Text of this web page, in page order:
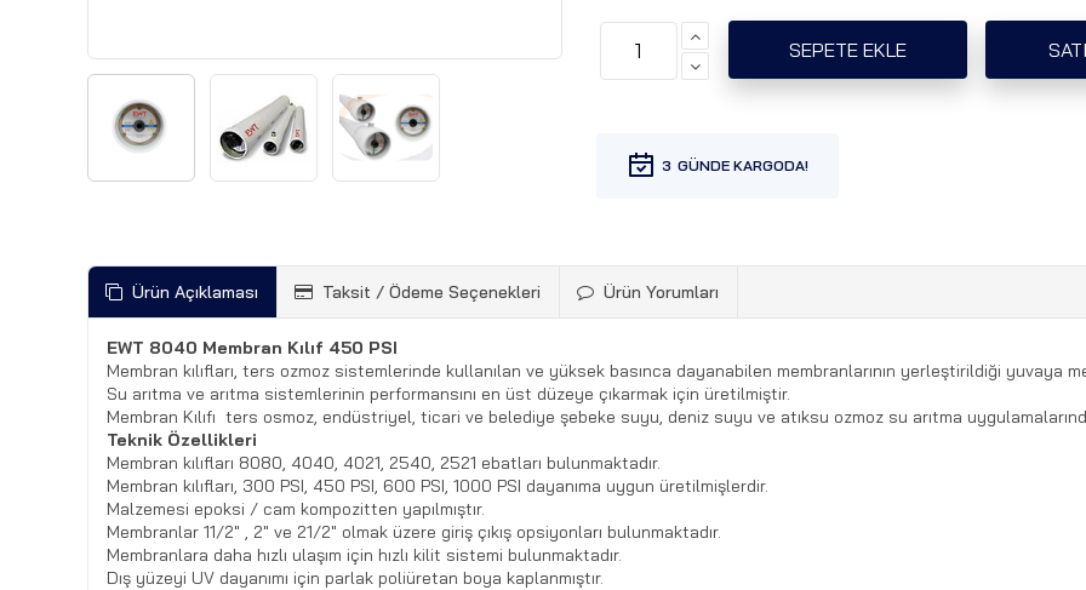
3
Ürün Açıklaması Taksit / Ödeme Seçenekleri Ürün Yorumları
EWT 8040 Membran Kılıf 450 PSI
Membran kılıfları, ters ozmoz sistemlerinde kullanılan ve yüksek basınca dayanabilen membranlarının yerleştirildiği yuvaya
Su arıtma ve arıtma sistemlerinin performansını en üst düzeye çıkarmak için üretilmiştir.
Membran Kılıfı ters osmoz, endüstriyel, ticari ve belediye şebeke suyu, deniz suyu ve atıksu ozmoz su arıtma
Teknik Özellikleri
Membran kılıfları 8080, 4040, 4021, 2540, 2521 ebatları bulunmaktadır.
Membran kılıfları, 300 PSI, 450 PSI, 600 PSI, 1000 PSI dayanıma uygun üretilmişlerdir.
Malzemesi epoksi / cam kompozitten yapılmıştır.
Membranlar 11/2" , 2" ve 21/2" olmak üzere giriş çıkış opsiyonları bulunmaktadır.
Membranlara daha hızlı ulaşım için hızlı kilit sistemi bulunmaktadır.
Dış yüzeyi UV dayanımı için parlak poliüretan boya kaplanmıştır.